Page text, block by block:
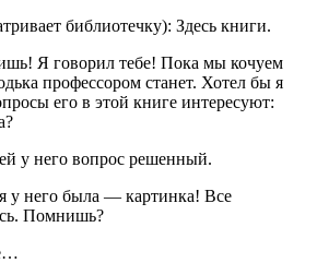
библиотечку): Здесь книги.
Я говорил тебе! Пока мы кочуем
профессором станет. Хотел бы я
его в этой книге интересуют:
у него вопрос решенный.
него была — картинка! Все
Помнишь?